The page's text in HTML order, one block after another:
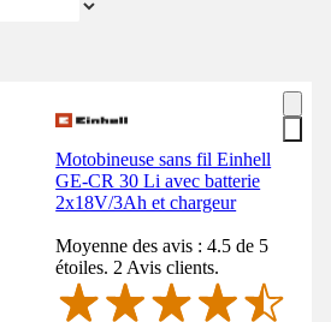
Motobineuse sans fil Einhell
GE-CR 30 Li avec batterie
2x18V/3Ah et chargeur
Moyenne des avis : 4.5 de 5
étoiles. 2 Avis clients.